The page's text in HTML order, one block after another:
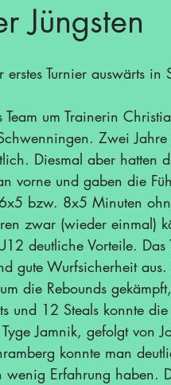
Jüngsten
Turnier auswärts in
um Trainerin
Zwei
Diesmal aber
vorne und gaben die
bzw. 8x5 Minuten
zwar (wieder einmal)
deutliche Vorteile.
gute Wurfsicherheit
die Rebounds
und 12 Steals konnte
Jamnik, gefolgt von
konnte man
wenig Erfahrung haben.